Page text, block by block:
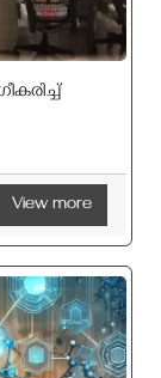
View more